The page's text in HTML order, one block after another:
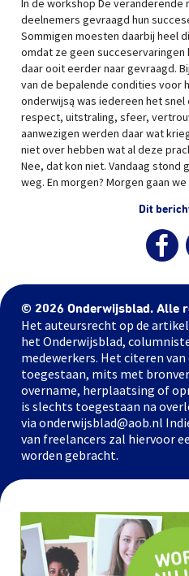
In de workshop De
deelnemers gevraagd hun
Sommigen moesten daarbij heel
omdat ze geen succeservaringen
daar ooit eerder naar gevraagd.
van de bepalende condities voor
onderwijsą was iedereen het
respect, uitstraling, sfeer,
aanwezigen werden daar wat
niet over hebben wat al deze
Nee, dat kon niet. Vandaag stond
weg. En morgen? Morgen gaan
Dit
© 2026 Onderwijsblad. Alle
Het auteursrecht op de
het Onderwijsblad,
medewerkers. Het citeren
toegestaan, mits met
overname, herplaatsing of
is slechts toegestaan na
via onderwijsblad@aob.nl
van freelancers zal hiervoor
worden gebracht.